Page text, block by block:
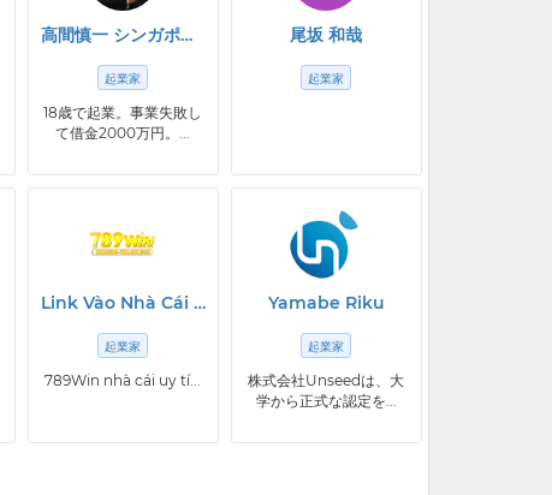
高間慎一 シンガポール在住
起業家
18歳で起業。事業失敗し
て借金2000万円。...
尾坂 和哉
起業家
Link Vào Nhà Cái 789Win
起業家
789Win nhà cái uy tí...
Yamabe Riku
起業家
株式会社Unseedは、大
学から正式な認定を...